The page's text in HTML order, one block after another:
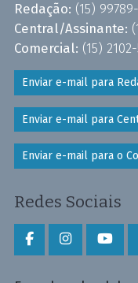
Redação: (15)
Central/Assinante:
Comercial: (15)
Enviar e-mail para
Enviar e-mail para
Enviar e-mail para o
Redes Sociais